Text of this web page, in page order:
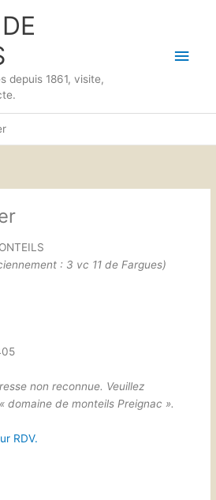
depuis 1861, visite,
: 3 vc 11 de Fargues)
non reconnue. Veuillez
domaine de monteils Preignac ».
RDV.